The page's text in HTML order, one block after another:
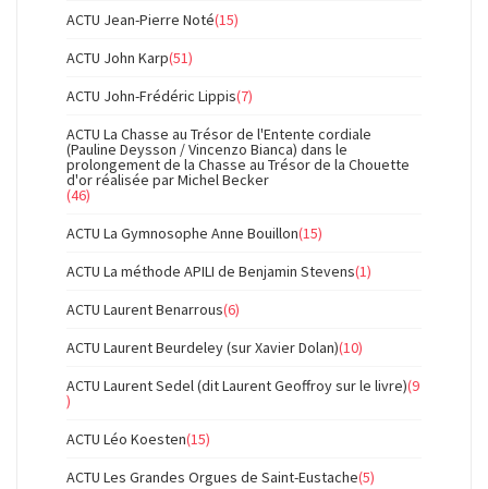
ACTU Jean-Pierre Noté(15)
ACTU John Karp(51)
ACTU John-Frédéric Lippis(7)
ACTU La Chasse au Trésor de l'Entente cordiale
(Pauline Deysson / Vincenzo Bianca) dans le
prolongement de la Chasse au Trésor de la Chouette
d'or réalisée par Michel Becker
(46)
ACTU La Gymnosophe Anne Bouillon(15)
ACTU La méthode APILI de Benjamin Stevens(1)
ACTU Laurent Benarrous(6)
ACTU Laurent Beurdeley (sur Xavier Dolan)(10)
ACTU Laurent Sedel (dit Laurent Geoffroy sur le livre)(9
)
ACTU Léo Koesten(15)
ACTU Les Grandes Orgues de Saint-Eustache(5)